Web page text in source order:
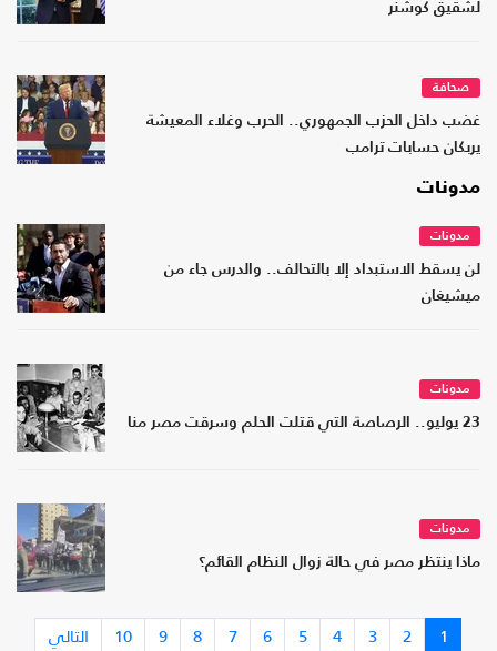
لشقيق كوشنر
صحافة
غضب داخل الحزب الجمهوري.. الحرب وغلاء المعيشة
يربكان حسابات ترامب
مدونات
مدونات
لن يسقط الاستبداد إلا بالتحالف.. والدرس جاء من
ميشيغان
مدونات
23 يوليو.. الرصاصة التي قتلت الحلم وسرقت مصر منا
مدونات
ماذا ينتظر مصر في حالة زوال النظام القائم؟
1
2
3
4
5
6
7
8
9
10 التالي